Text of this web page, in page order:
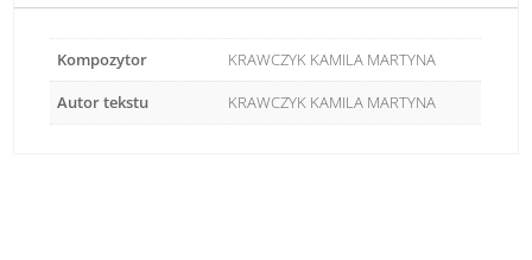
Kompozytor
KRAWCZYK KAMILA MARTYNA
Autor tekstu
KRAWCZYK KAMILA MARTYNA